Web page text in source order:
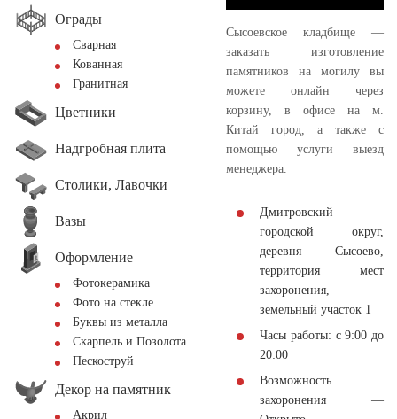
Ограды
Сварная
Кованная
Гранитная
Цветники
Надгробная плита
Столики, Лавочки
Вазы
Оформление
Фотокерамика
Фото на стекле
Буквы из металла
Скарпель и Позолота
Пескоструй
Декор на памятник
Акрил
Сысоевское кладбище —
заказать изготовление
памятников на могилу вы
можете онлайн через
корзину, в офисе на м.
Китай город, а также с
помощью услуги выезд
менеджера.
Дмитровский
городской округ,
деревня Сысоево,
территория мест
захоронения,
земельный участок 1
Часы работы: с 9:00 до
20:00
Возможность
захоронения —